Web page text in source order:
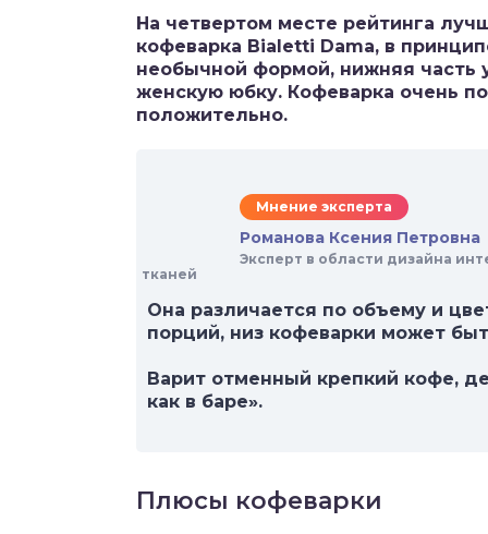
На четвертом месте рейтинга
кофеварка Bialetti Dama, в
необычной формой, нижняя часть
женскую юбку. Кофеварка очень
положительно.
Мнение эксперта
Романова Ксения Петровна
Эксперт в области дизайна
тканей
Она различается по объему и
порций, низ кофеварки может
Варит отменный крепкий кофе,
как в баре».
Плюсы кофеварки